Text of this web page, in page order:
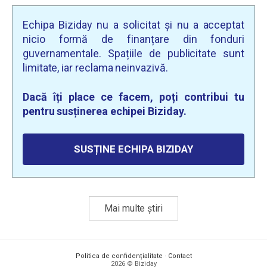
Echipa Biziday nu a solicitat și nu a acceptat
nicio formă de finanțare din fonduri
guvernamentale. Spațiile de publicitate sunt
limitate, iar reclama neinvazivă.
Dacă îți place ce facem, poți contribui tu
pentru susținerea echipei Biziday.
SUSȚINE ECHIPA BIZIDAY
Mai multe știri
Politica de confidențialitate · Contact
2026 © Biziday